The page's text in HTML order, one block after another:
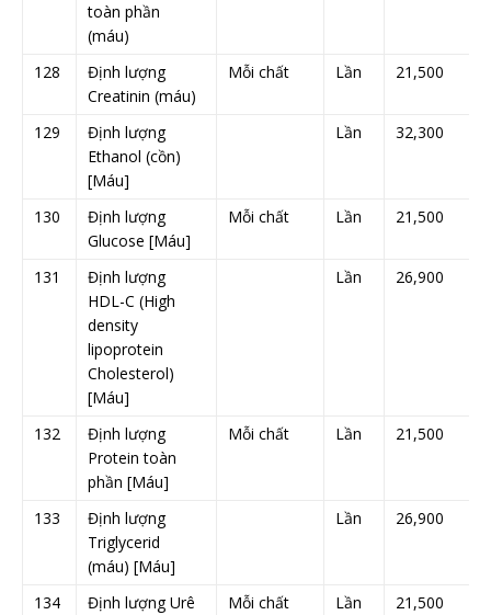
toàn phần
(máu)
128
Định lượng
Creatinin (máu)
Mỗi chất Lần 21,500
129
Định lượng
Ethanol (cồn)
[Máu]
Lần 32,300
130
Định lượng
Glucose [Máu]
Mỗi chất Lần 21,500
131
Định lượng
HDL-C (High
density
lipoprotein
Cholesterol)
[Máu]
Lần 26,900
132
Định lượng
Protein toàn
phần [Máu]
Mỗi chất Lần 21,500
133
Định lượng
Triglycerid
(máu) [Máu]
Lần 26,900
134
Định lượng Urê
Mỗi chất Lần 21,500